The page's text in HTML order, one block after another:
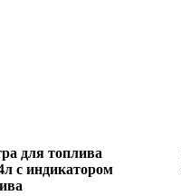
для топлива
с индикатором